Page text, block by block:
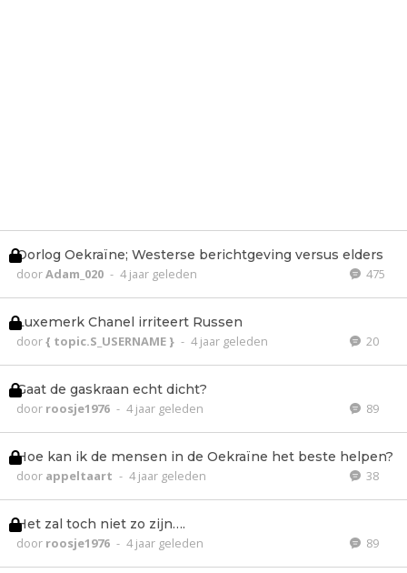
Oorlog Oekraïne; Westerse berichtgeving versus elders
doorAdam_020 - 4 jaar geleden 475
Luxemerk Chanel irriteert Russen
door{ topic.S_USERNAME } - 4 jaar geleden 20
Gaat de gaskraan echt dicht?
door roosje1976 - 4 jaar geleden 89
Hoe kan ik de mensen in de Oekraïne het beste helpen?
door appeltaart - 4 jaar geleden 38
Het zal toch niet zo zijn….
door roosje1976 - 4 jaar geleden 89